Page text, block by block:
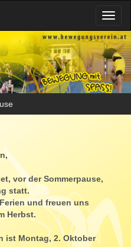
vor der Sommerpause,
statt.
und freuen uns
Herbst.
ist Montag, 2. Oktober